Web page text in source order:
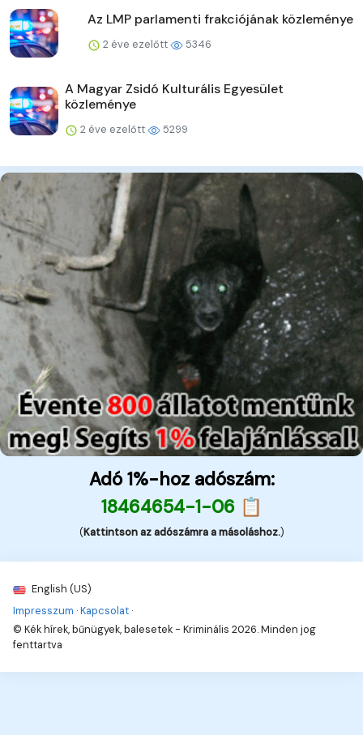
Az LMP parlamenti frakciójának közleménye
2 éve ezelőtt 5346
A Magyar Zsidó Kulturális Egyesület
közleménye
2 éve ezelőtt 5299
Adó 1%-hoz adószám:
18464654-1-06 📋
(Kattintson az adószámra a másoláshoz.)
English (US)
Impresszum ·Kapcsolat ·
© Kék hírek, bűnügyek, balesetek - Kriminális 2026. Minden jog
fenttartva